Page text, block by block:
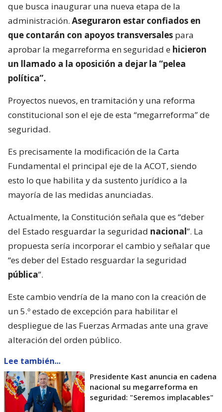
que busca inaugurar una nueva etapa de la
administración. Aseguraron estar confiados en
que contarán con apoyos transversales para
aprobar la megarreforma en seguridad e hicieron
un llamado a la oposición a dejar la “pelea
política”.
Proyectos nuevos, en tramitación y una reforma
constitucional son el eje de esta “megarreforma” de
seguridad.
Es precisamente la modificación de la Carta
Fundamental el principal eje de la ACOT, siendo
esto lo que habilita y da sustento jurídico a la
mayoría de las medidas anunciadas.
Actualmente, la Constitución señala que es “deber
del Estado resguardar la seguridad nacional”. La
propuesta sería incorporar el cambio y señalar que
“es deber del Estado resguardar la seguridad
pública”.
Este cambio vendría de la mano con la creación de
un 5.º estado de excepción para habilitar el
despliegue de las Fuerzas Armadas ante una grave
alteración del orden público.
Lee también...
Presidente Kast anuncia en cadena
nacional su megarreforma en
seguridad: "Seremos implacables"